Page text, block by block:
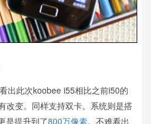
出此次koobee i55相比之前i50的
改变。同样支持双卡。系统则是搭
是提升到了800万像素。不难看出